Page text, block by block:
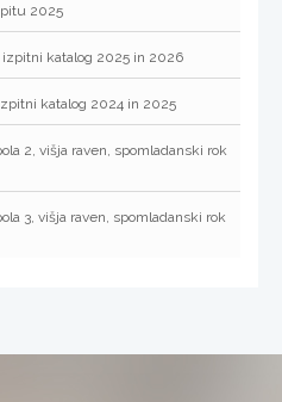
2025
izpitni katalog 2025 in 2026
katalog 2024 in 2025
2, višja raven, spomladanski rok
3, višja raven, spomladanski rok